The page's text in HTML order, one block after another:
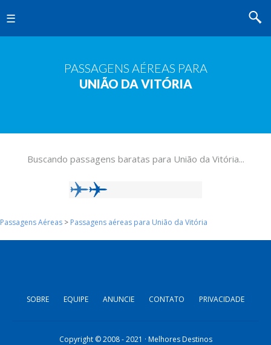
PASSAGENS AÉREAS PARA
UNIÃO DA VITÓRIA
Buscando passagens baratas para União da Vitória...
Passagens Aéreas > Passagens aéreas para União da Vitória
SOBRE EQUIPE ANUNCIE CONTATO PRIVACIDADE
Copyright © 2008 - 2021 · Melhores Destinos